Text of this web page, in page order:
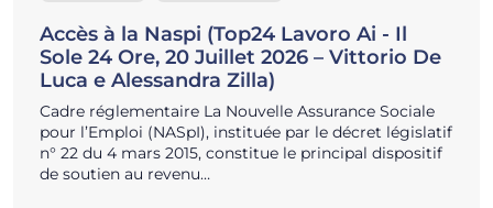
Accès à la Naspi (Top24 Lavoro Ai - Il
Sole 24 Ore, 20 Juillet 2026 – Vittorio De
Luca e Alessandra Zilla)
Cadre réglementaire La Nouvelle Assurance Sociale
pour l’Emploi (NASpI), instituée par le décret législatif
n° 22 du 4 mars 2015, constitue le principal dispositif
de soutien au revenu…